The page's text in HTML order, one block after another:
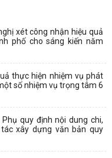
xét công nhận hiệu quả
phố cho sáng kiến năm
thực hiện nhiệm vụ phát
số nhiệm vụ trọng tâm 6
quy định nội dung chi,
xây dựng văn bản quy